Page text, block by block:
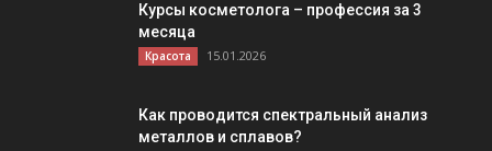
Курсы косметолога – профессия за 3
месяца
Красота 15.01.2026
Как проводится спектральный анализ
металлов и сплавов?